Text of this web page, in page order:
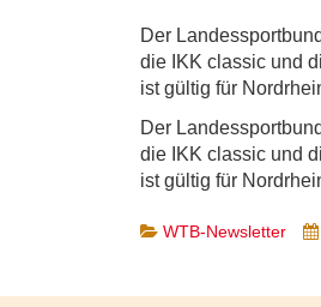
Der
die IKK classic und
ist gültig für
Der
die IKK classic und
ist gültig für
WTB-Newsletter